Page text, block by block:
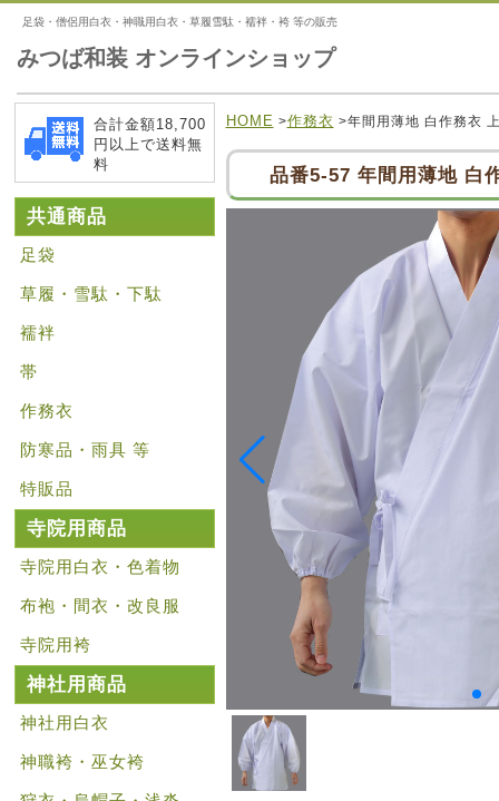
足袋・僧侶用白衣・神職用白衣・草履雪駄・襦袢・袴 等の販売
みつば和装 オンラインショップ
HOME >作務衣 >年間用薄地 白作務衣
品番5-57 年間用薄地 白
合計金額18,700
円以上で送料無
料
共通商品
足袋
草履・雪駄・下駄
襦袢
帯
作務衣
防寒品・雨具 等
特販品
寺院用商品
寺院用白衣・色着物
布袍・間衣・改良服
寺院用袴
神社用商品
神社用白衣
神職袴・巫女袴